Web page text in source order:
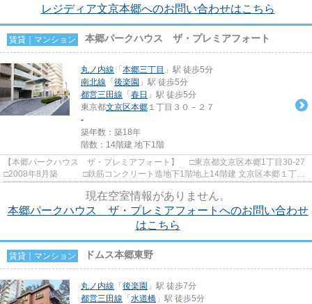
レジディア文京本郷へのお問い合わせはこちら
賃貸｜マンション 本郷パークハウス ザ・プレミアフォート
丸ノ内線 「 本郷三丁目 」駅 徒歩5分
南北線 「 後楽園 」駅 徒歩5分
都営三田線 「 春日 」駅 徒歩5分
東京都文京区本郷 １丁目３０－２７
-
築年数：築18年
階数：14階建 地下1階
【本郷パークハウス ザ・プレミアフォート】 □東京都文京区本郷1丁目30-27
□2008年8月築 □鉄筋コンクリート造地下1階地上14階建 文京区本郷１丁目
現在空室情報がありません。
本郷パークハウス ザ・プレミアフォートへのお問い合わせ
はこちら
賃貸｜マンション ドムス本郷東野
丸ノ内線 「 後楽園 」駅 徒歩7分
都営三田線 「 水道橋 」駅 徒歩5分